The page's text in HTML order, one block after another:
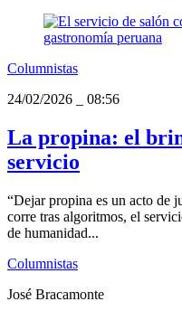
Columnistas
24/02/2026
08:56
La propina: el
servicio
“Dejar propina es un acto de
corre tras algoritmos, el
de humanidad...
Columnistas
José Bracamonte